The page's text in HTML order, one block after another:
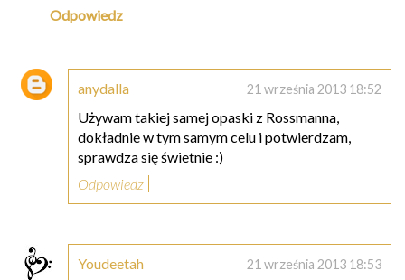
Odpowiedz
anydalla 21 września 2013 18:52
Używam takiej samej opaski z Rossmanna,
dokładnie w tym samym celu i potwierdzam,
sprawdza się świetnie :)
Odpowiedz
Youdeetah 21 września 2013 18:53